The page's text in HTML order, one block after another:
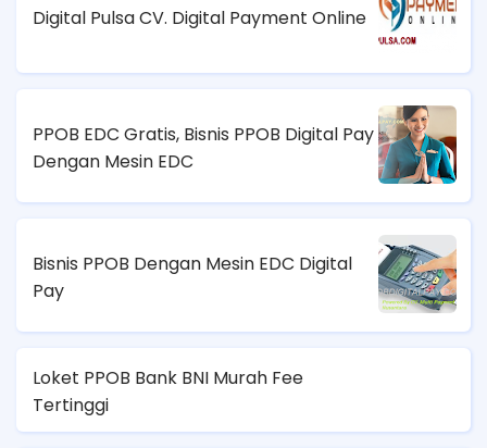
Digital Pulsa CV. Digital Payment Online
PPOB EDC Gratis, Bisnis PPOB Digital Pay
Dengan Mesin EDC
Bisnis PPOB Dengan Mesin EDC Digital
Pay
Loket PPOB Bank BNI Murah Fee
Tertinggi